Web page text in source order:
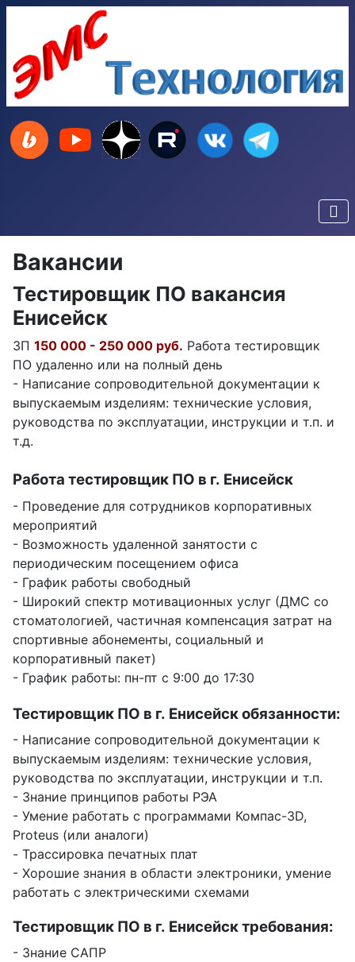
Вакансии
Тестировщик ПО вакансия
Енисейск
ЗП 150 000 - 250 000 руб. Работа тестировщик
ПО удаленно или на полный день
- Написание сопроводительной документации к
выпускаемым изделиям: технические условия,
руководства по эксплуатации, инструкции и т.п. и
т.д.
Работа тестировщик ПО в г. Енисейск
- Проведение для сотрудников корпоративных
мероприятий
- Возможность удаленной занятости с
периодическим посещением офиса
- График работы свободный
- Широкий спектр мотивационных услуг (ДМС со
стоматологией, частичная компенсация затрат на
спортивные абонементы, социальный и
корпоративный пакет)
- График работы: пн-пт с 9:00 до 17:30
Тестировщик ПО в г. Енисейск обязанности:
- Написание сопроводительной документации к
выпускаемым изделиям: технические условия,
руководства по эксплуатации, инструкции и т.п.
- Знание принципов работы РЭА
- Умение работать с программами Компас-3D,
Proteus (или аналоги)
- Трассировка печатных плат
- Хорошие знания в области электроники, умение
работать с электрическими схемами
Тестировщик ПО в г. Енисейск требования:
- Знание САПР